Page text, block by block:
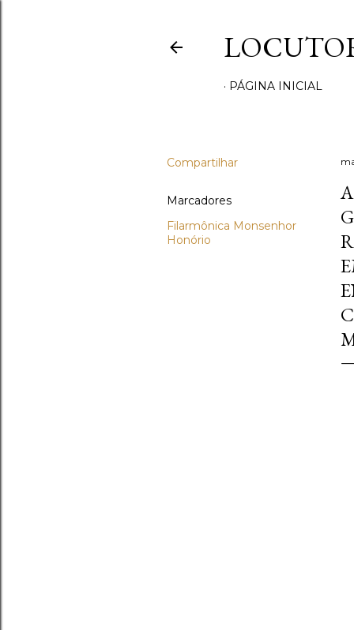
PÁGINA INICIAL
Compartilhar
Marcadores
Filarmônica Monsenhor
Honório